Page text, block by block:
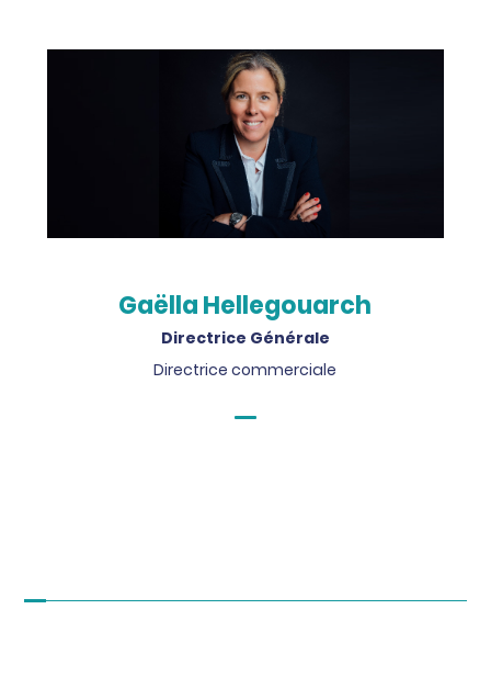
Gaëlla Hellegouarch
Directrice Générale
Directrice commerciale